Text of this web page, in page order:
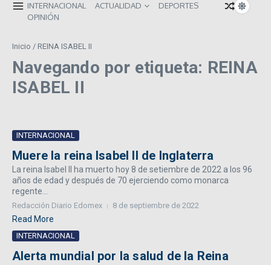
INTERNACIONAL
ACTUALIDAD
DEPORTES
OPINIÓN
Inicio / REINA ISABEL II
Navegando por etiqueta: REINA
ISABEL II
INTERNACIONAL
Muere la reina Isabel II de Inglaterra
La reina Isabel II ha muerto hoy 8 de setiembre de 2022 a los 96
años de edad y después de 70 ejerciendo como monarca
regente...
Redacción Diario Edomex 8 de septiembre de 2022
Read More
INTERNACIONAL
Alerta mundial por la salud de la Reina